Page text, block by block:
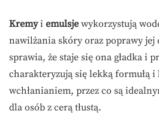
Kremyi emulsje wykorzystują
nawilżania skóry oraz poprawy jej
sprawia, że staje się ona gładka i
charakteryzują się lekką formułą i
wchłanianiem, przez co są
dla osób z cerą tłustą.